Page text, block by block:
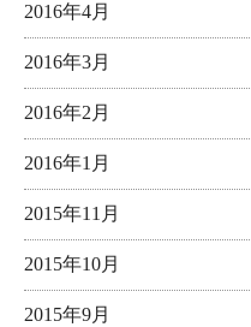
2016年4月
2016年3月
2016年2月
2016年1月
2015年11月
2015年10月
2015年9月